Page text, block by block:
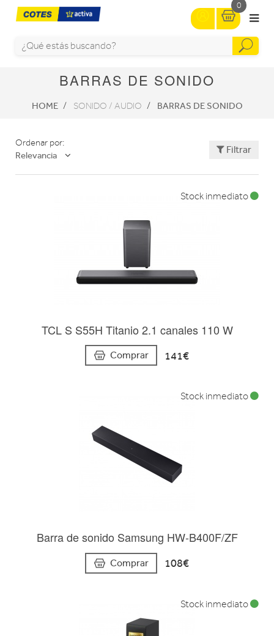
0
BARRAS DE SONIDO
HOME SONIDO / AUDIO BARRAS DE SONIDO
Ordenar por:
Relevancia
Filtrar
TCL S S55H Titanio 2.1 canales 110 W
Comprar 141€
Stock inmediato
Barra de sonido Samsung HW-B400F/ZF
Comprar 108€
Stock inmediato
Stock inmediato